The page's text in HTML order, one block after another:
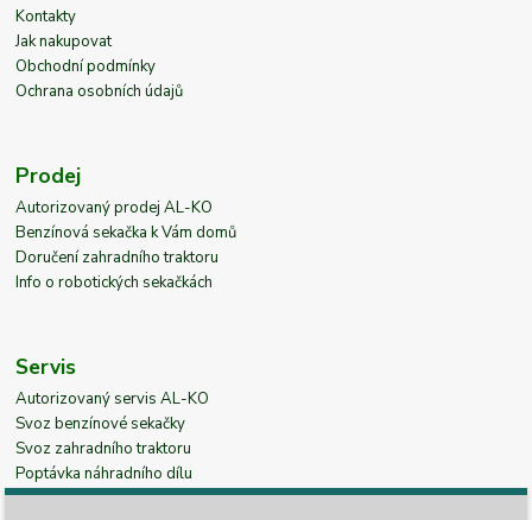
Kontakty
Jak nakupovat
Obchodní podmínky
Ochrana osobních údajů
Prodej
Autorizovaný prodej AL-KO
Benzínová sekačka k Vám domů
Doručení zahradního traktoru
Info o robotických sekačkách
Servis
Autorizovaný servis AL-KO
Svoz benzínové sekačky
Svoz zahradního traktoru
Poptávka náhradního dílu